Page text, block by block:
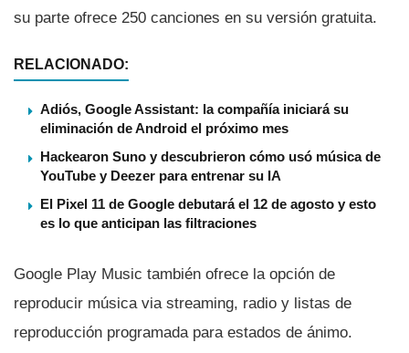
su parte ofrece 250 canciones en su versión gratuita.
RELACIONADO:
Adiós, Google Assistant: la compañía iniciará su
eliminación de Android el próximo mes
Hackearon Suno y descubrieron cómo usó música de
YouTube y Deezer para entrenar su IA
El Pixel 11 de Google debutará el 12 de agosto y esto
es lo que anticipan las filtraciones
Google Play Music también ofrece la opción de
reproducir música via streaming, radio y listas de
reproducción programada para estados de ánimo.